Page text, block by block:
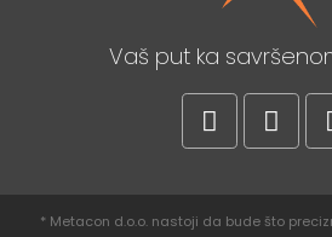
Vaš put ka
* Metacon d.o.o. nastoji da bude što